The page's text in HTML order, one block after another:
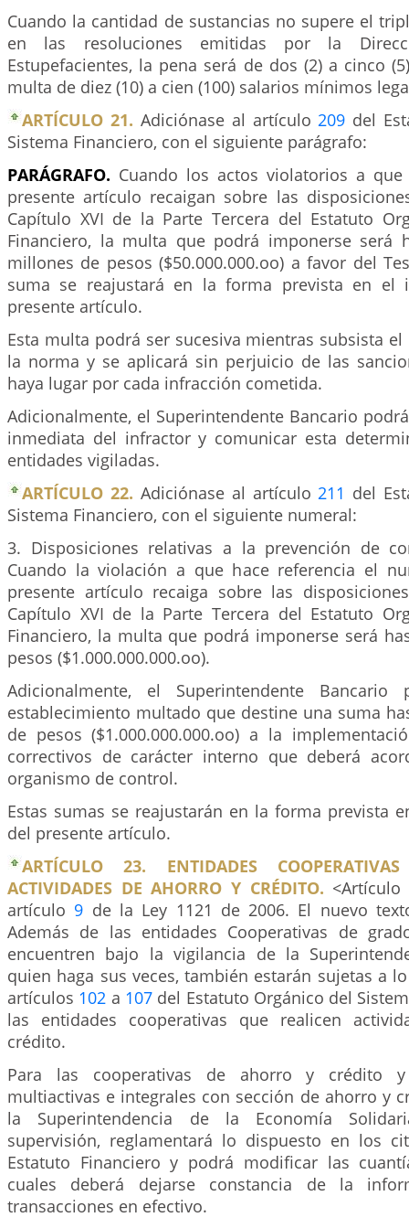
Cuando la cantidad de sustancias no supere el
en las resoluciones emitidas por la
Estupefacientes, la pena será de dos (2) a cinco
multa de diez (10) a cien (100) salarios mínimos
ARTÍCULO 21. Adiciónase al artículo209 del
Sistema Financiero, con el siguiente parágrafo:
PARÁGRAFO. Cuando los actos violatorios a
presente artículo recaigan sobre las
Capítulo XVI de la Parte Tercera del Estatuto
Financiero, la multa que podrá imponerse será
millones de pesos ($50.000.000.oo) a favor del
suma se reajustará en la forma prevista en el
presente artículo.
Esta multa podrá ser sucesiva mientras subsista
la norma y se aplicará sin perjuicio de las
haya lugar por cada infracción cometida.
Adicionalmente, el Superintendente Bancario
inmediata del infractor y comunicar esta
entidades vigiladas.
ARTÍCULO 22. Adiciónase al artículo211 del
Sistema Financiero, con el siguiente numeral:
3. Disposiciones relativas a la prevención de
Cuando la violación a que hace referencia el
presente artículo recaiga sobre las
Capítulo XVI de la Parte Tercera del Estatuto
Financiero, la multa que podrá imponerse será
pesos ($1.000.000.000.oo).
Adicionalmente, el Superintendente
establecimiento multado que destine una suma
de pesos ($1.000.000.000.oo) a la
correctivos de carácter interno que deberá
organismo de control.
Estas sumas se reajustarán en la forma prevista
del presente artículo.
ARTÍCULO 23. ENTIDADES
ACTIVIDADES DE AHORRO Y CRÉDITO.
artículo 9 de la Ley 1121 de 2006. El nuevo
Además de las entidades Cooperativas de
encuentren bajo la vigilancia de la
quien haga sus veces, también estarán sujetas a
artículos 102 a 107del Estatuto Orgánico del
las entidades cooperativas que realicen
crédito.
Para las cooperativas de ahorro y crédito y
multiactivas e integrales con sección de ahorro y
la Superintendencia de la Economía
supervisión, reglamentará lo dispuesto en los
Estatuto Financiero y podrá modificar las
cuales deberá dejarse constancia de la
transacciones en efectivo.